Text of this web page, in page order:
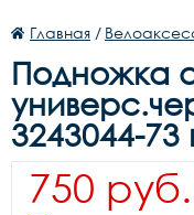
Главная /
Подножка
3243044-
750 руб.